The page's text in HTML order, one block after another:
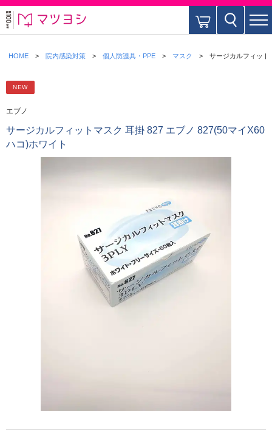
HOME 院内感染対策 個人防護具・PPE マスク サージカルフィット
NEW
エブノ
サージカルフィットマスク 耳掛 827 エブノ 827(50マイX60
ハコ)ホワイト